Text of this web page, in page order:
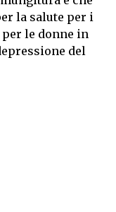
la salute per i
le donne in
del